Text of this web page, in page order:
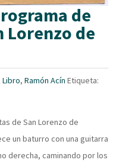
de
Lorenzo de
Libro, Ramón Acín Etiqueta:
de San Lorenzo de
un baturro con una guitarra
derecha, caminando por los